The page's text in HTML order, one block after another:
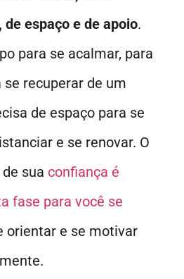
espaço e de apoio.
para se acalmar, para
se recuperar de um
de espaço para se
e se renovar. O
sua confiança é
fase para você se
orientar e se motivar